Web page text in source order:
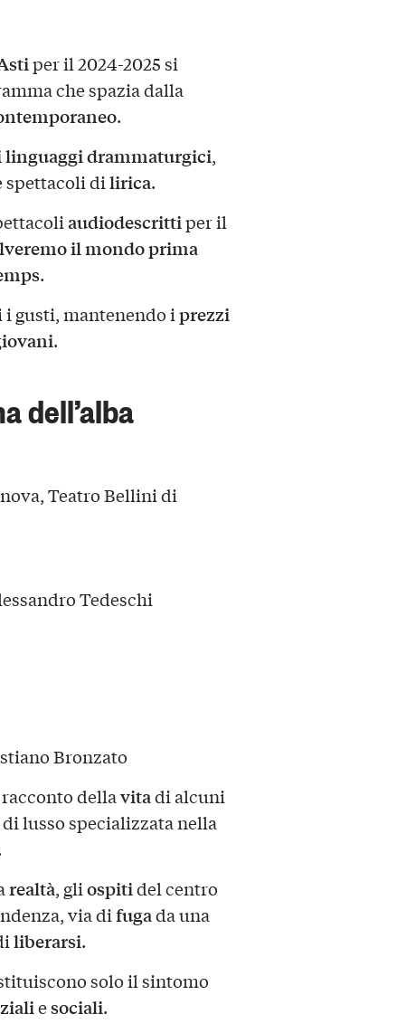
per il 2024-2025 si
che spazia dalla
.
linguaggi drammaturgici,
spettacoli dilirica.
audiodescrittiper il
il mondo prima
.
gusti, mantenendo iprezzi
.
dell’alba
Teatro Bellini di
Tedeschi
Bronzato
dellavitadi alcuni
di lusso specializzata nella
realtà, gliospitidel centro
via difugada una
liberarsi.
solo il sintomo
esociali.